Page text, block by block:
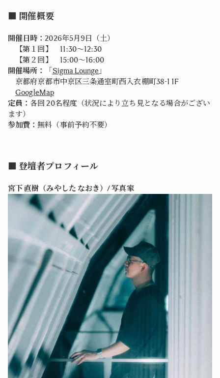
■ 開催概要
開催日時： 2026年5月9日（土）
【第１回】 11:30～12:30
【第２回】 15:00～16:00
開催場所：
「 Sigma Lounge 」
京都府京都市中京区三条通室町西入衣棚町38-1 1F
GoogleMap
定員：各回 20名程度（状況により立ち見となる場合がござい
ます）
参加費：無料（事前予約不要）
■ 登壇者プロフィール
宮下 直樹（みやした なおき）/ 写真家